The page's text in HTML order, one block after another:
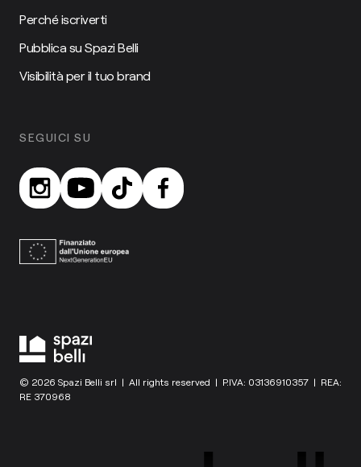
Perché iscriverti
Pubblica su Spazi Belli
Visibilità per il tuo brand
SEGUICI SU
© 2026 Spazi Belli srl | All rights reserved | P.IVA: 03136910357 | REA:
RE 370968